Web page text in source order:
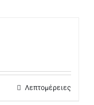
Λεπτομέρειες